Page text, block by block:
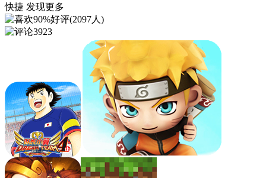
快捷 发现更多
90%好评(2097人)
3923